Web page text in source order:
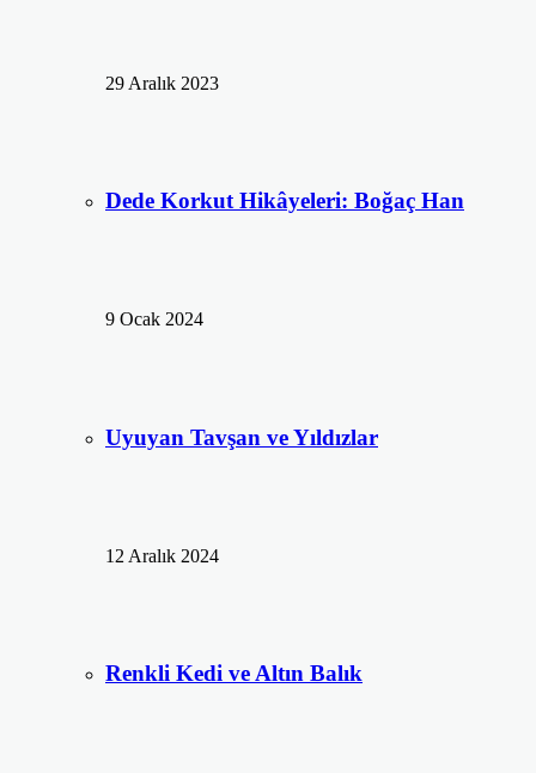
29 Aralık 2023
Dede Korkut Hikâyeleri: Boğaç Han
9 Ocak 2024
Uyuyan Tavşan ve Yıldızlar
12 Aralık 2024
Renkli Kedi ve Altın Balık